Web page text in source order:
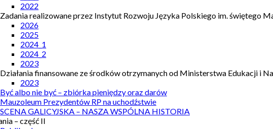
2022
Zadania realizowane przez Instytut Rozwoju Języka Polskiego im. świętego
2026
2025
2024_1
2024_2
2023
Działania finansowane ze środków otrzymanych od Ministerstwa Edukacji i
2023
Być albo nie być – zbiórka pieniędzy oraz darów
Mauzoleum Prezydentów RP na uchodźstwie
SCENA GALICYJSKA – NASZA WSPÓLNA HISTORIA
– część II